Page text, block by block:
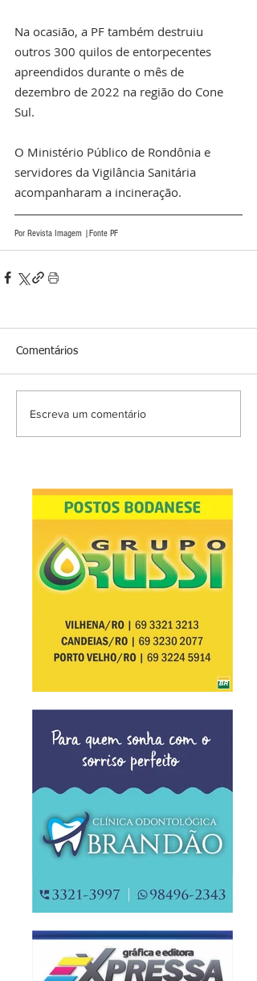
Na ocasião, a PF também destruiu
outros 300 quilos de entorpecentes
apreendidos durante o mês de
dezembro de 2022 na região do Cone
Sul.
O Ministério Público de Rondônia e
servidores da Vigilância Sanitária
acompanharam a incineração.
Por Revista Imagem |Fonte PF
Comentários
Escreva um comentário